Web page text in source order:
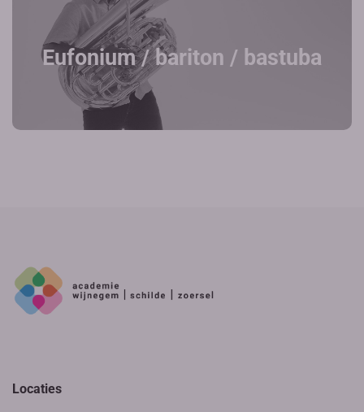
Eufonium / bariton / bastuba
Locaties